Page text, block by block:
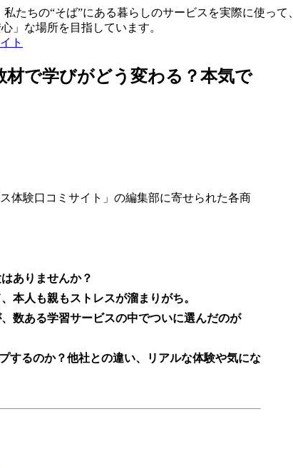
たちの“そば”にある暮らしのサービスを実際に使っ
」な場所を目指しています。
ト
材で学びがどう変わる？本気で
体験口コミサイト」の編集部に寄せられた各商
ありませんか？
本人も親もストレスが溜まりがち。
数ある学習サービスの中でついに選んだのが
するのか？他社との違い、リアルな体験や気にな